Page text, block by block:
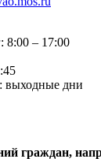
8:00 – 17:00
выходные дни
граждан,